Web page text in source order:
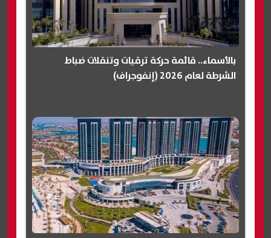
بالأسماء.. قائمة حركة ترقيات وتنقلات ضباط
الشرطة لعام 2026 (إنفوجراف)